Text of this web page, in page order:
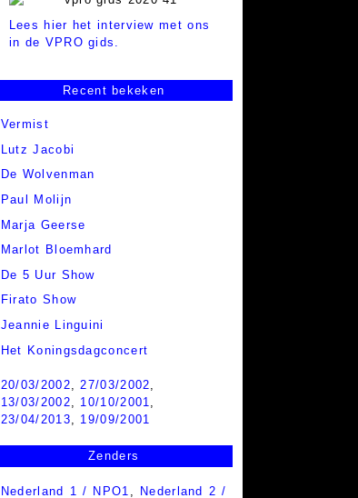
Lees hier het interview met ons
in de VPRO gids.
Recent bekeken
Vermist
Lutz Jacobi
De Wolvenman
Paul Molijn
Marja Geerse
Marlot Bloemhard
De 5 Uur Show
Firato Show
Jeannie Linguini
Het Koningsdagconcert
20/03/2002 27/03/2002
13/03/2002
10/10/2001
23/04/2013
19/09/2001
Zenders
Nederland 1 / NPO1
Nederland 2 /